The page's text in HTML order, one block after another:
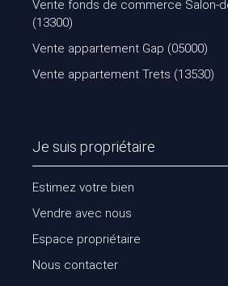
Vente fonds de commerce Salon-
(13300)
Vente appartement Gap (05000)
Vente appartement Trets (13530)
Je suis propriétaire
Estimez votre bien
Vendre avec nous
Espace propriétaire
Nous contacter